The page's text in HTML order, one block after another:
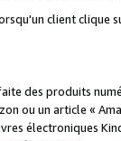
client
des produits
ou un article «
électroniques